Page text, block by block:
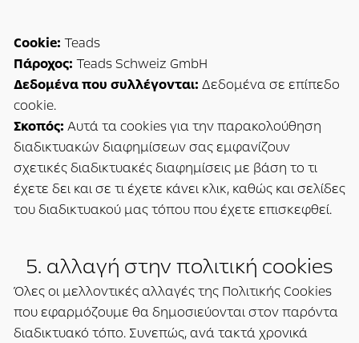
Cookie: Teads
Πάροχος: Teads Schweiz GmbH
Δεδομένα που συλλέγονται: Δεδομένα σε επίπεδο
cookie.
Σκοπός: Αυτά τα cookies για την παρακολούθηση
διαδικτυακών διαφημίσεων σας εμφανίζουν
σχετικές διαδικτυακές διαφημίσεις με βάση το τι
έχετε δει και σε τι έχετε κάνει κλικ, καθώς και σελίδες
του διαδικτυακού μας τόπου που έχετε επισκεφθεί.
5. αλλαγή στην πολιτική cookies
Όλες οι μελλοντικές αλλαγές της Πολιτικής Cookies
που εφαρμόζουμε θα δημοσιεύονται στον παρόντα
διαδικτυακό τόπο. Συνεπώς, ανά τακτά χρονικά